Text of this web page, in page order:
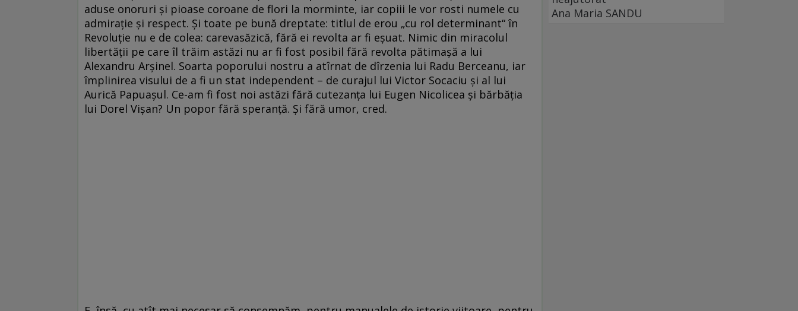
aduse onoruri și pioase coroane de flori la morminte, iar copiii le vor rosti numele cu
admirație și respect. Și toate pe bună dreptate: titlul de erou „cu rol determinant“ în
Revoluție nu e de colea: carevasăzică, fără ei revolta ar fi eșuat. Nimic din miracolul
libertății pe care îl trăim astăzi nu ar fi fost posibil fără revolta pătimașă a lui
Alexandru Arșinel. Soarta poporului nostru a atîrnat de dîrzenia lui Radu Berceanu, iar
împlinirea visului de a fi un stat independent – de curajul lui Victor Socaciu și al lui
Aurică Papuașul. Ce-am fi fost noi astăzi fără cutezanța lui Eugen Nicolicea și bărbăția
lui Dorel Vișan? Un popor fără speranță. Și fără umor, cred.
Ana Maria SANDU